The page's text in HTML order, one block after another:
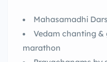
Mahasamadhi
Vedam chanting &
marathon